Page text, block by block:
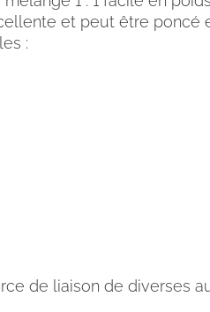
et peut être poncé
:
de liaison de diverses